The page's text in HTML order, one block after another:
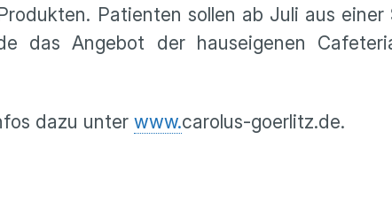
Patienten sollen ab Juli aus
das Angebot der hauseigenen
dazu unter www.carolus-goerlitz.de.